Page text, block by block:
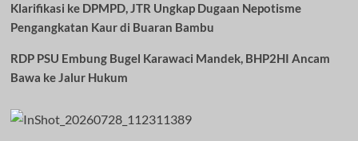
Klarifikasi ke DPMPD, JTR Ungkap Dugaan Nepotisme
Pengangkatan Kaur di Buaran Bambu
RDP PSU Embung Bugel Karawaci Mandek, BHP2HI Ancam
Bawa ke Jalur Hukum